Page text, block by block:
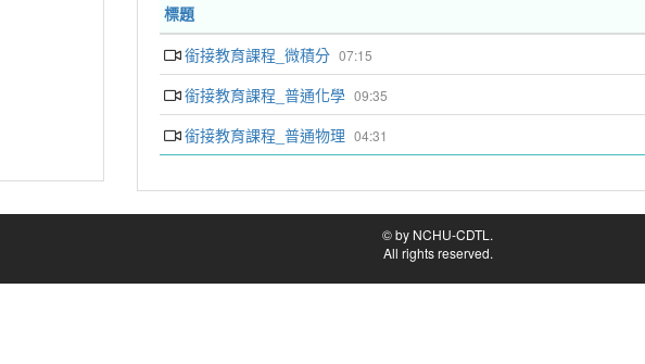
標題
07:15
銜接教育課程_微積分
09:35
銜接教育課程_普通化學
04:31
銜接教育課程_普通物理
© by NCHU-CDTL.
All rights reserved.